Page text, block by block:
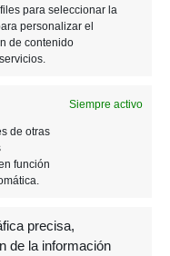
para seleccionar la
personalizar el
de contenido
Siempre activo
de otras
función
precisa,
de la información
que